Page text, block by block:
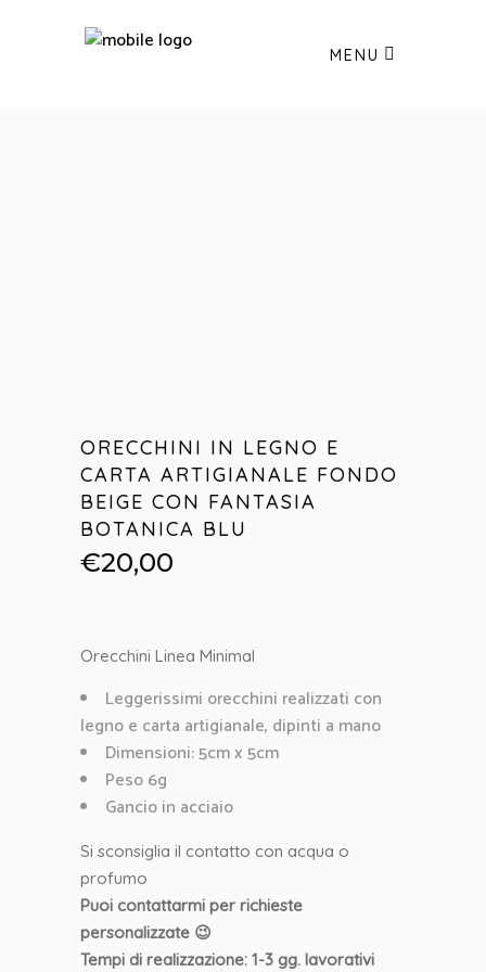
MENU
ORECCHINI IN LEGNO E
CARTA ARTIGIANALE FONDO
BEIGE CON FANTASIA
BOTANICA BLU
€20,00
Orecchini Linea Minimal
Leggerissimi orecchini realizzati con
legno e carta artigianale, dipinti a mano
Dimensioni: 5cm x 5cm
Peso 6g
Gancio in acciaio
Si sconsiglia il contatto con acqua o
profumo
Puoi contattarmi per richieste
personalizzate 😉
Tempi di realizzazione: 1-3 gg. lavorativi